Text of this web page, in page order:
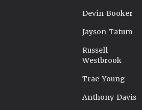
Devin Booker
Jayson Tatum
Russell
Westbrook
Trae Young
Anthony Davis